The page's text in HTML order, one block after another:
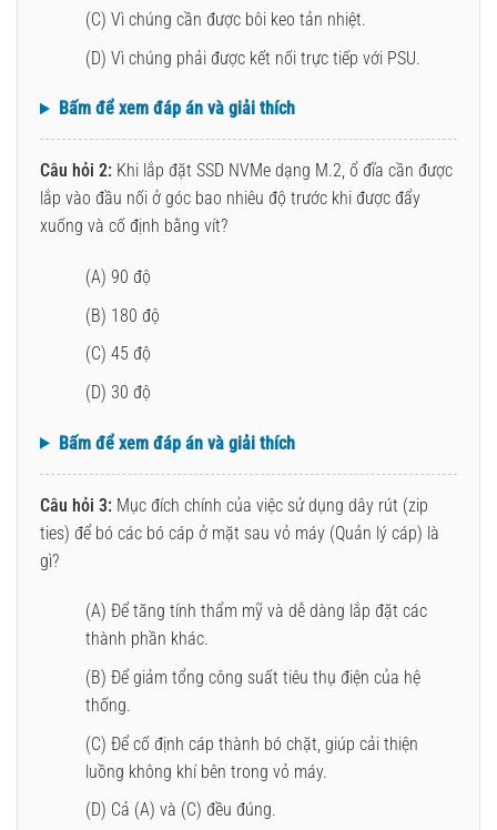
(C) Vì chúng cần được bôi keo tản nhiệt.
(D) Vì chúng phải được kết nối trực tiếp với PSU.
Bấm để xem đáp án và giải thích
Câu hỏi 2: Khi lắp đặt SSD NVMe dạng M.2, ổ đĩa cần được
lắp vào đầu nối ở góc bao nhiêu độ trước khi được đẩy
xuống và cố định bằng vít?
(A) 90 độ
(B) 180 độ
(C) 45 độ
(D) 30 độ
Bấm để xem đáp án và giải thích
Câu hỏi 3: Mục đích chính của việc sử dụng dây rút (zip
ties) để bó các bó cáp ở mặt sau vỏ máy (Quản lý cáp) là
gì?
(A) Để tăng tính thẩm mỹ và dễ dàng lắp đặt các
thành phần khác.
(B) Để giảm tổng công suất tiêu thụ điện của hệ
thống.
(C) Để cố định cáp thành bó chặt, giúp cải thiện
luồng không khí bên trong vỏ máy.
(D) Cả (A) và (C) đều đúng.